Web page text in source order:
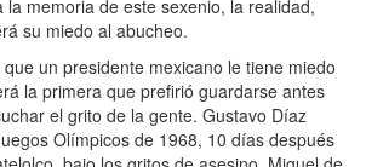
la memoria de este sexenio, la realidad,
su miedo al abucheo.
un presidente mexicano le tiene miedo
la primera que prefirió guardarse antes
el grito de la gente. Gustavo Díaz
Olímpicos de 1968, 10 días después